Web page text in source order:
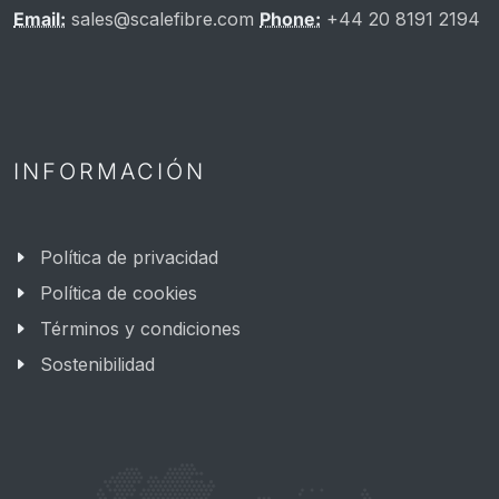
Email: sales@scalefibre.com Phone: +44 20 8191 2194
INFORMACIÓN
Política de privacidad
Política de cookies
Términos y condiciones
Sostenibilidad